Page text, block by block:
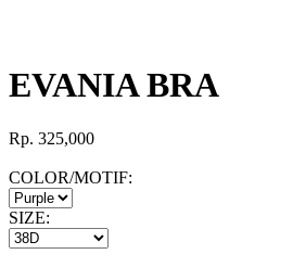
EVANIA BRA
Rp. 325,000
COLOR/MOTIF:
SIZE: